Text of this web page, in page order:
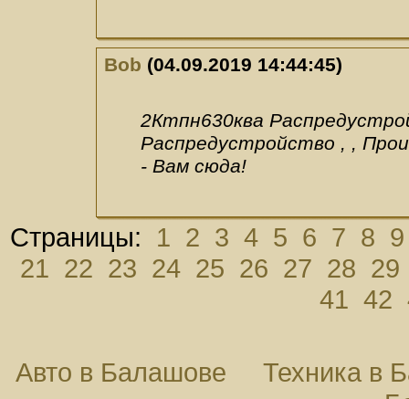
Bob (04.09.2019 14:44:45)
2Ктпн630ква
Распредустройство , ,
- Вам сюда!
Страницы: 1 2 3 4 5 6 7 8 9
21 22 23 24 25 26 27 28 29
41 42
Авто в Балашове
Техника в